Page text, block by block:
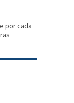
por cada